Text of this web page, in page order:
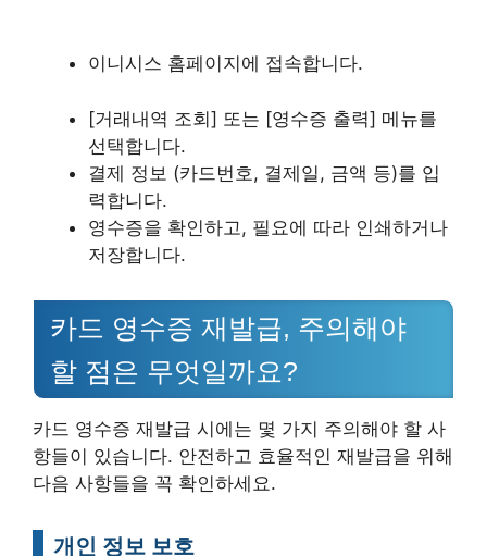
이니시스 홈페이지에 접속합니다.
[거래내역 조회] 또는 [영수증 출력] 메뉴를
선택합니다.
결제 정보 (카드번호, 결제일, 금액 등)를 입
력합니다.
영수증을 확인하고, 필요에 따라 인쇄하거나
저장합니다.
카드 영수증 재발급, 주의해야
할 점은 무엇일까요?
카드 영수증 재발급 시에는 몇 가지 주의해야 할 사
항들이 있습니다. 안전하고 효율적인 재발급을 위해
다음 사항들을 꼭 확인하세요.
개인 정보 보호